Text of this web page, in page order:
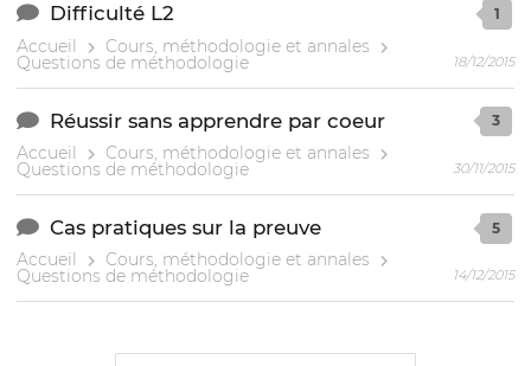
Difficulté L2
Accueil Cours, méthodologie et annales
Questions de méthodologie
1
18/12/2015
Réussir sans apprendre par coeur
Accueil Cours, méthodologie et annales
Questions de méthodologie
3
30/11/2015
Cas pratiques sur la preuve
Accueil Cours, méthodologie et annales
Questions de méthodologie
5
14/12/2015